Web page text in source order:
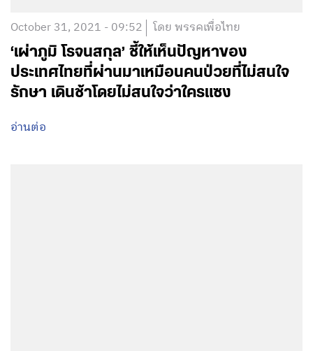
October 31, 2021 - 09:52 โดย พรรคเพื่อไทย
‘เผ่าภูมิ โรจนสกุล’ ชี้ให้เห็นปัญหาของ
ประเทศไทยที่ผ่านมาเหมือนคนป่วยที่ไม่สนใจ
รักษา เดินช้าโดยไม่สนใจว่าใครแซง
อ่านต่อ